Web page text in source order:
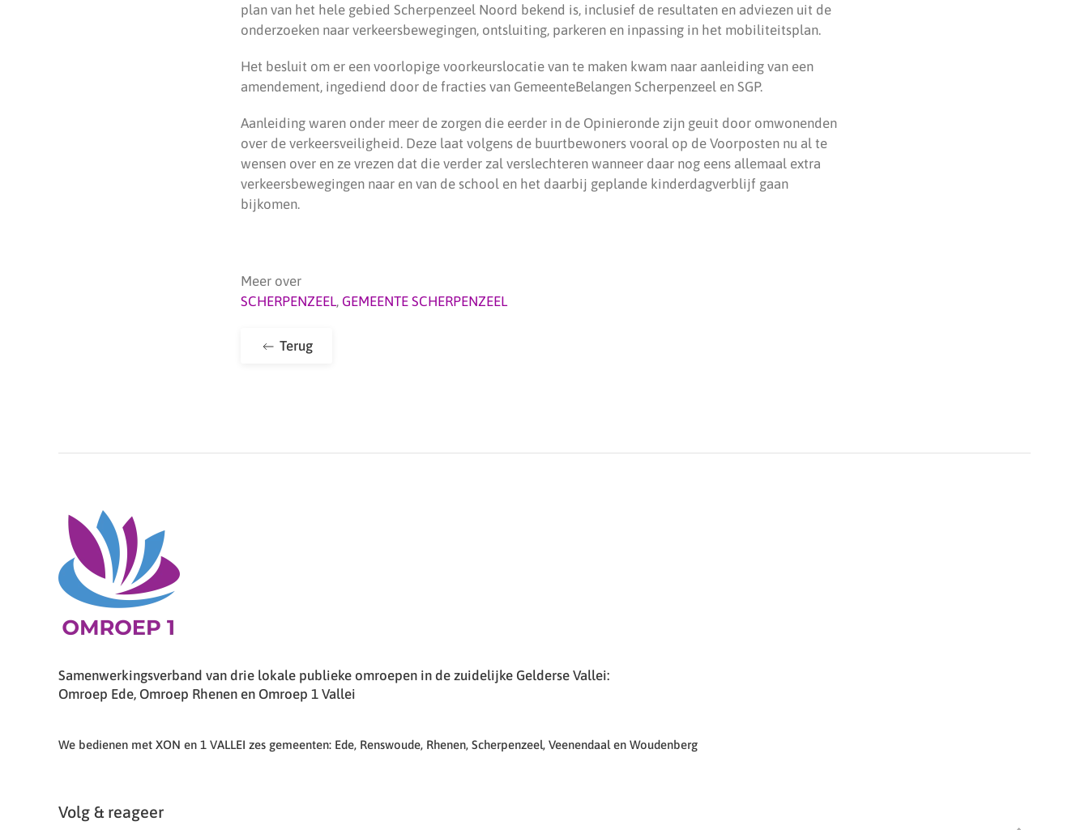
plan van het hele gebied Scherpenzeel Noord bekend is, inclusief de resultaten en adviezen uit de
onderzoeken naar verkeersbewegingen, ontsluiting, parkeren en inpassing in het mobiliteitsplan.
Het besluit om er een voorlopige voorkeurslocatie van te maken kwam naar aanleiding van een
amendement, ingediend door de fracties van GemeenteBelangen Scherpenzeel en SGP.
Aanleiding waren onder meer de zorgen die eerder in de Opinieronde zijn geuit door omwonenden
over de verkeersveiligheid. Deze laat volgens de buurtbewoners vooral op de Voorposten nu al te
wensen over en ze vrezen dat die verder zal verslechteren wanneer daar nog eens allemaal extra
verkeersbewegingen naar en van de school en het daarbij geplande kinderdagverblijf gaan
bijkomen.
Meer over
SCHERPENZEEL, GEMEENTE SCHERPENZEEL
Terug
Samenwerkingsverband van drie lokale publieke omroepen in de zuidelijke Gelderse Vallei:
Omroep Ede, Omroep Rhenen en Omroep 1 Vallei
We bedienen met XON en 1 VALLEI zes gemeenten: Ede, Renswoude, Rhenen, Scherpenzeel, Veenendaal en Woudenberg
Volg & reageer